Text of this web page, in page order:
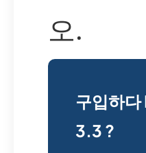
오.
구입하
3.3 ?